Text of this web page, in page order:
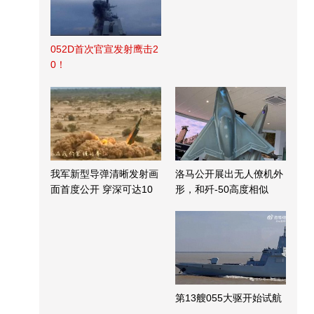
052D首次官宣发射鹰击2
0！
我军新型导弹清晰发射画
面首度公开 穿深可达10
洛马公开展出无人僚机外
形，和歼-50高度相似
第13艘055大驱开始试航